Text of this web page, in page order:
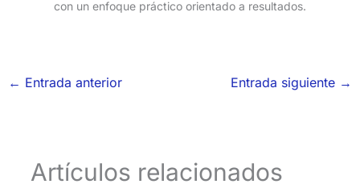
con un enfoque práctico orientado a resultados.
← Entrada anterior Entrada siguiente →
Artículos relacionados